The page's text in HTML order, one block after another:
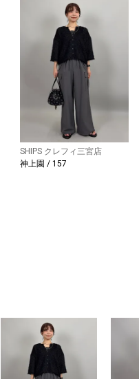
SHIPS クレフィ三宮店
神上園 / 157